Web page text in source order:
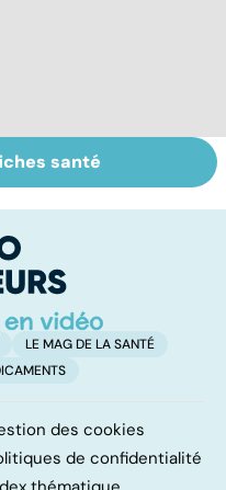
: une
santé
LE MAG DE LA SANTÉ
des cookies
de confidentialité